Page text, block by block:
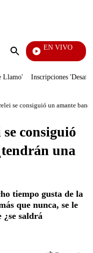
Enviar
EN VIVO
Televentas
Llamo' Inscripciones
se consiguió un amante
consiguió
una
tiempo gusta de la
que nunca, se le
¿se saldrá